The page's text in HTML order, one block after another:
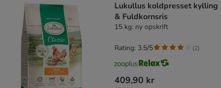
Lukullus koldpresset kylling
& Fuldkornsris
15 kg: ny opskrift
409,90 kr
Rating: 3.5/5 (2)